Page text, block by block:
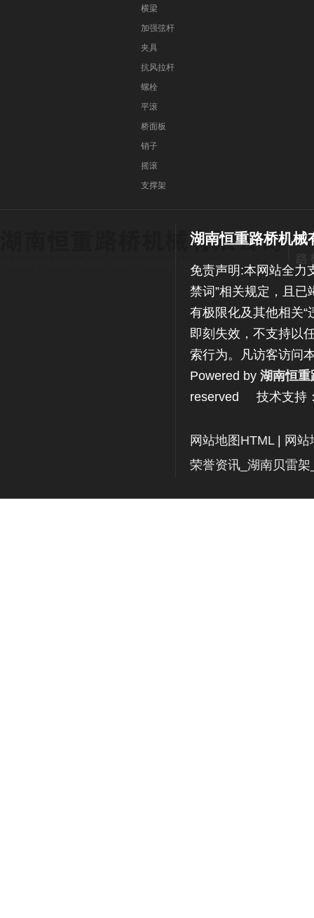
横梁
加强弦杆
夹具
抗风拉杆
螺栓
平滚
桥面板
销子
摇滚
支撑架
湖南恒重路桥机械
免责声明:本网站全力
禁词”相关规定，且已
有极限化及其他相关“
即刻失效，不支持以
索行为。凡访客访问
Powered by 湖南恒重
reserved 技术支持
网站地图HTML|
网站
荣誉资讯_湖南贝雷